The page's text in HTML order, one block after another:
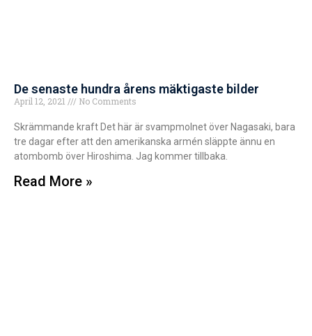
De senaste hundra årens mäktigaste bilder
April 12, 2021 No Comments
Skrämmande kraft Det här är svampmolnet över Nagasaki, bara
tre dagar efter att den amerikanska armén släppte ännu en
atombomb över Hiroshima. Jag kommer tillbaka.
Read More »